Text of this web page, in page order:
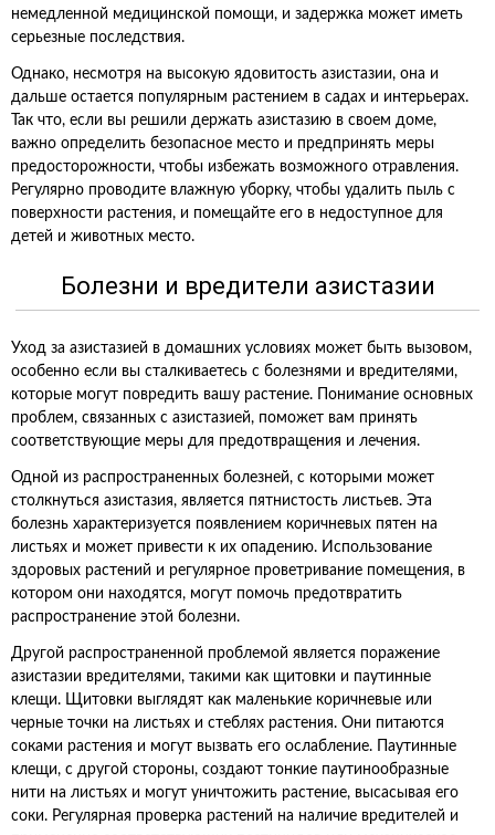
немедленной медицинской помощи, и задержка может иметь
серьезные последствия.
Однако, несмотря на высокую ядовитость азистазии, она и
дальше остается популярным растением в садах и интерьерах.
Так что, если вы решили держать азистазию в своем доме,
важно определить безопасное место и предпринять меры
предосторожности, чтобы избежать возможного отравления.
Регулярно проводите влажную уборку, чтобы удалить пыль с
поверхности растения, и помещайте его в недоступное для
детей и животных место.
Болезни и вредители азистазии
Уход за азистазией в домашних условиях может быть вызовом,
особенно если вы сталкиваетесь с болезнями и вредителями,
которые могут повредить вашу растение. Понимание основных
проблем, связанных с азистазией, поможет вам принять
соответствующие меры для предотвращения и лечения.
Одной из распространенных болезней, с которыми может
столкнуться азистазия, является пятнистость листьев. Эта
болезнь характеризуется появлением коричневых пятен на
листьях и может привести к их опадению. Использование
здоровых растений и регулярное проветривание помещения, в
котором они находятся, могут помочь предотвратить
распространение этой болезни.
Другой распространенной проблемой является поражение
азистазии вредителями, такими как щитовки и паутинные
клещи. Щитовки выглядят как маленькие коричневые или
черные точки на листьях и стеблях растения. Они питаются
соками растения и могут вызвать его ослабление. Паутинные
клещи, с другой стороны, создают тонкие паутинообразные
нити на листьях и могут уничтожить растение, высасывая его
соки. Регулярная проверка растений на наличие вредителей и